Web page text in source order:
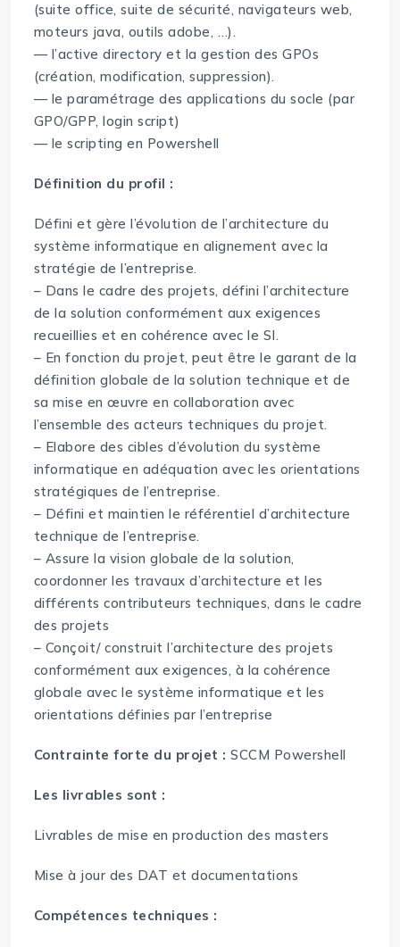
(suite office, suite de sécurité, navigateurs web,
moteurs java, outils adobe, …).
— l’active directory et la gestion des GPOs
(création, modification, suppression).
— le paramétrage des applications du socle (par
GPO/GPP, login script)
— le scripting en Powershell
Définition du profil :
Défini et gère l’évolution de l’architecture du
système informatique en alignement avec la
stratégie de l’entreprise.
– Dans le cadre des projets, défini l’architecture
de la solution conformément aux exigences
recueillies et en cohérence avec le SI.
– En fonction du projet, peut être le garant de la
définition globale de la solution technique et de
sa mise en œuvre en collaboration avec
l’ensemble des acteurs techniques du projet.
– Elabore des cibles d’évolution du système
informatique en adéquation avec les orientations
stratégiques de l’entreprise.
– Défini et maintien le référentiel d’architecture
technique de l’entreprise.
– Assure la vision globale de la solution,
coordonner les travaux d’architecture et les
différents contributeurs techniques, dans le cadre
des projets
– Conçoit/ construit l’architecture des projets
conformément aux exigences, à la cohérence
globale avec le système informatique et les
orientations définies par l’entreprise
Contrainte forte du projet :SCCM Powershell
Les livrables sont :
Livrables de mise en production des masters
Mise à jour des DAT et documentations
Compétences techniques :